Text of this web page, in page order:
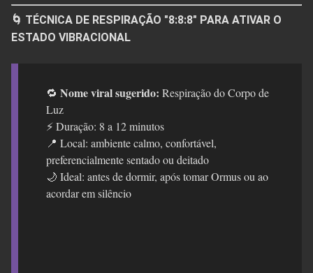
🌀 TÉCNICA DE RESPIRAÇÃO "8:8:8" PARA ATIVAR O
ESTADO VIBRACIONAL
🔁 Nome viral sugerido: Respiração do Corpo de
Luz
⚡ Duração: 8 a 12 minutos
📍 Local: ambiente calmo, confortável,
preferencialmente sentado ou deitado
🌙 Ideal: antes de dormir, após tomar Ormus ou ao
acordar em silêncio